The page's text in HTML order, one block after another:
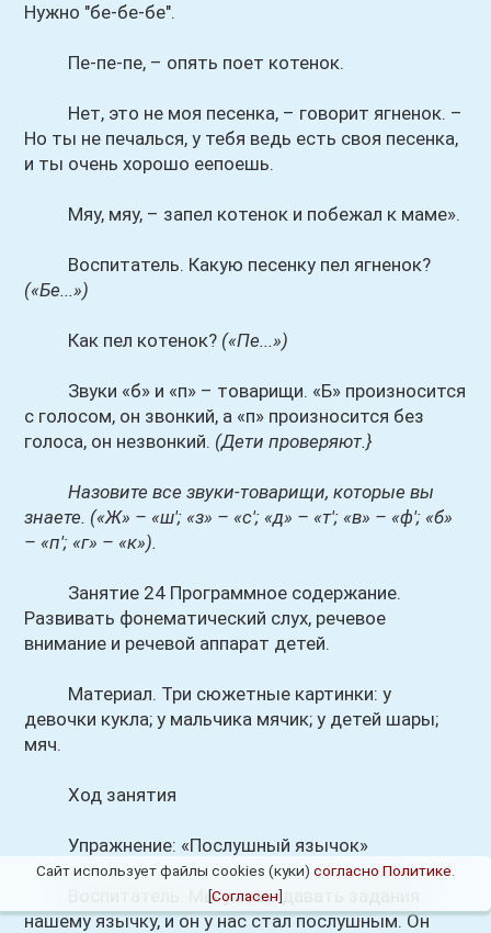
Нужно "бе-бе-бе".
Пе-пе-пе, – опять поет котенок.
Нет, это не моя песенка, – говорит ягненок. –
Но ты не печалься, у тебя ведь есть своя песенка,
и ты очень хорошо еепоешь.
Мяу, мяу, – запел котенок и побежал к маме».
Воспитатель. Какую песенку пел ягненок?
(«Бе...»)
Как пел котенок? («Пе...»)
Звуки «б» и «п» – товарищи. «Б» произносится
с голосом, он звонкий, а «п» произносится без
голоса, он незвонкий. (Дети проверяют.}
Назовите все звуки-товарищи, которые вы
знаете. («Ж» – «ш'; «з» – «с'; «д» – «т'; «в» – «ф'; «б»
– «п'; «г» – «к»).
Занятие 24 Программное содержание.
Развивать фонематический слух, речевое
внимание и речевой аппарат детей.
Материал. Три сюжетные картинки: у
девочки кукла; у мальчика мячик; у детей шары;
мяч.
Ход занятия
Упражнение: «Послушный язычок»
Воспитатель. Мы умеем давать задания
нашему язычку, и он у нас стал послушным. Он
Сайт использует файлы cookies (куки) согласно Политике
[Согласен]